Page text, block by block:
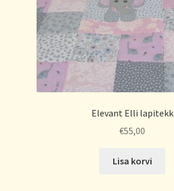
Elevant Elli lapitekk
€55,00
Lisa korvi